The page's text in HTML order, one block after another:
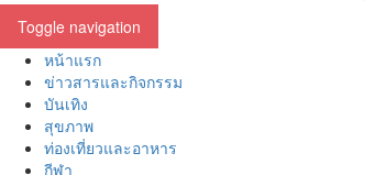
Toggle navigation
หน้าแรก
ข่าวสารและกิจกรรม
บันเทิง
สุขภาพ
ท่องเที่ยวและอาหาร
กีฬา